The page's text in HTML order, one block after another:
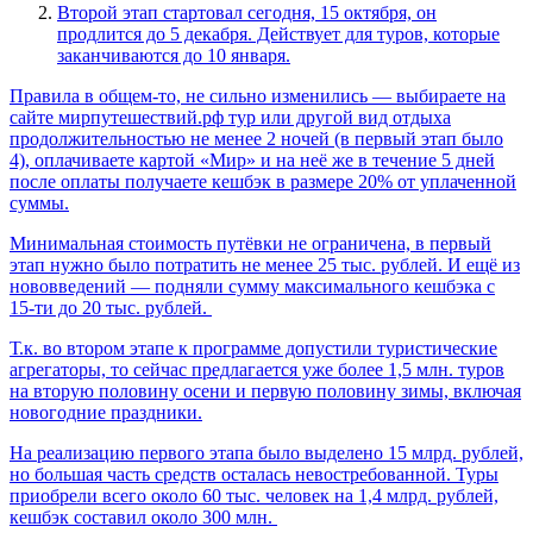
Второй этап стартовал сегодня, 15 октября, он
продлится до 5 декабря. Действует для туров, которые
заканчиваются до 10 января.
Правила в общем-то, не сильно изменились — выбираете на
сайте мирпутешествий.рф тур или другой вид отдыха
продолжительностью не менее 2 ночей (в первый этап было
4), оплачиваете картой «Мир» и на неё же в течение 5 дней
после оплаты получаете кешбэк в размере 20% от уплаченной
суммы.
Минимальная стоимость путёвки не ограничена, в первый
этап нужно было потратить не менее 25 тыс. рублей. И ещё из
нововведений — подняли сумму максимального кешбэка с
15-ти до 20 тыс. рублей.
Т.к. во втором этапе к программе допустили туристические
агрегаторы, то сейчас предлагается уже более 1,5 млн. туров
на вторую половину осени и первую половину зимы, включая
новогодние праздники.
На реализацию первого этапа было выделено 15 млрд. рублей,
но большая часть средств осталась невостребованной. Туры
приобрели всего около 60 тыс. человек на 1,4 млрд. рублей,
кешбэк составил около 300 млн.